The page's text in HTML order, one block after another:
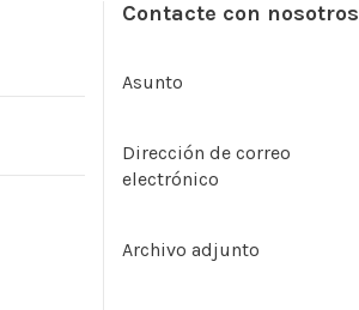
Contacte con nosotros
Asunto
Dirección de correo
electrónico
Archivo adjunto